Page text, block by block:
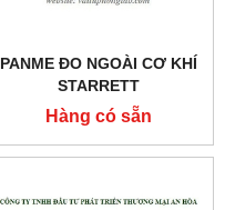
PANME ĐO NGOÀI CƠ KHÍ
STARRETT
MODEL:436MXRL-175
Hàng có sẵn